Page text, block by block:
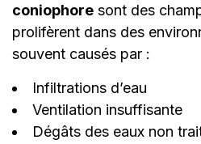
coniophore sont des
prolifèrent dans des
souvent causés par :
Infiltrations d’eau
Ventilation insuffisante
Dégâts des eaux non